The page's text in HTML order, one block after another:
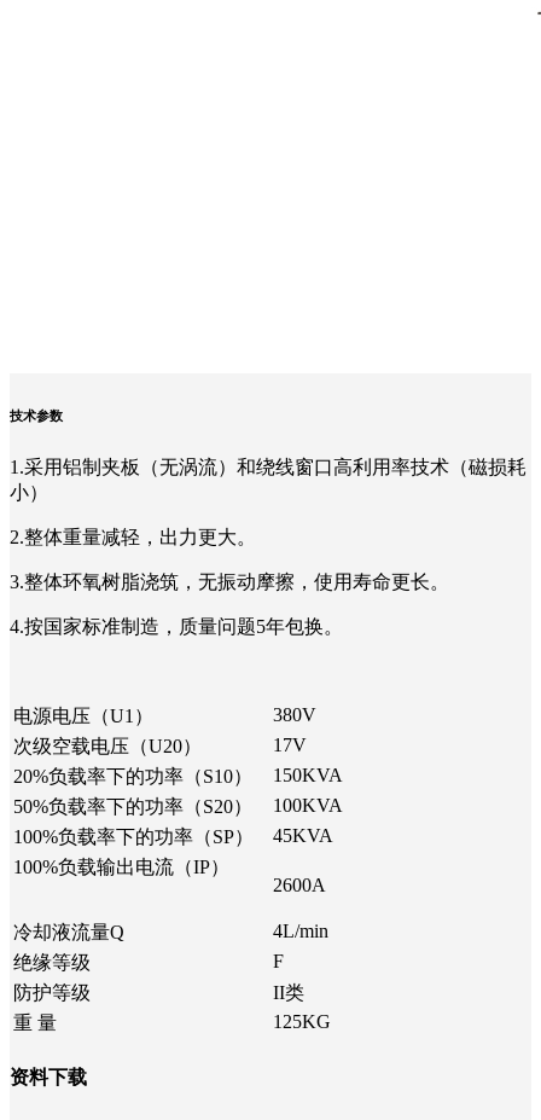
技术参数
1.采用铝制夹板（无涡流）和绕线窗口高利用率技术（磁损耗
小）
2.整体重量减轻，出力更大。
3.整体环氧树脂浇筑，无振动摩擦，使用寿命更长。
4.按国家标准制造，质量问题5年包换。
电源电压（U1）
380V
次级空载电压（U20）
17V
20%负载率下的功率（S10）
150KVA
50%负载率下的功率（S20）
100KVA
100%负载率下的功率（SP）
45KVA
100%负载输出电流（IP）
2600A
冷却液流量Q
4L/min
绝缘等级
F
防护等级
II类
重 量
125KG
资料下载